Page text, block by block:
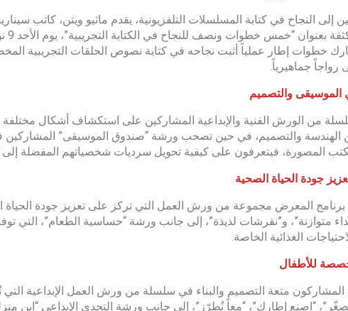
إلى النجاح في كتابة المسلسلات التلفزيونية، يقدم ماثيو ويتن، كاتب
خطوات إطار عملياً أثبت نجاحه في كتابة نصوص الحلقات التجريبية
جماهيرياً.
والتصميم
من الورش الفنية والإبداعية المشاركين على استكشاف أشكال مختلفة
الهندسة والتصميم، في حين تصحب ورشة “صندوق الموسيقى”
المصورة، فيتعرفون على كيفية تحويل سرديات شخصياتهم المفضلة
جودة الحياة الصحية
المعرض مجموعة من ورش العمل التي تركز على تعزيز جودة الحياة
متوازنة”، و”نقرشات لذيذة”، إلى جانب ورشة “حساسية الطعام”، التي
الغذائية الخاصة.
للأطفال
متعة التصميم والبناء في سلسلة من ورش العمل الإبداعية التي
“اصنع إطارك”، “معاً نُطرّز”، إلى جانب ورشة التحدي الإبداعي “ابنِ